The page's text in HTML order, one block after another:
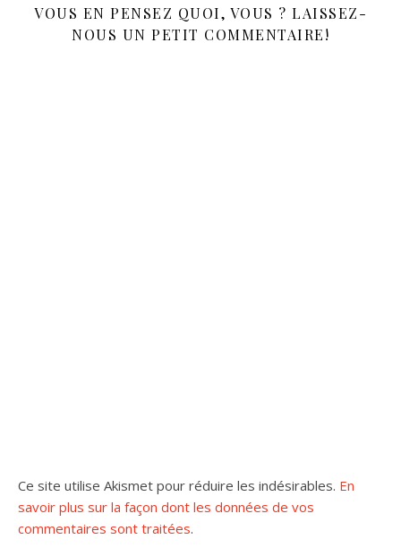
VOUS EN PENSEZ QUOI, VOUS ? LAISSEZ-
NOUS UN PETIT COMMENTAIRE!
Ce site utilise Akismet pour réduire les indésirables. En
savoir plus sur la façon dont les données de vos
commentaires sont traitées.